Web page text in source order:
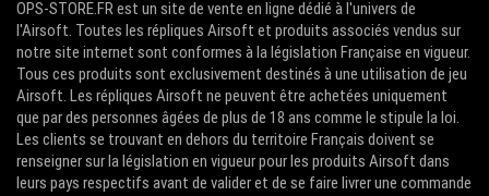
OPS-STORE.FR est un site de vente en ligne dédié à l'univers de
l'Airsoft. Toutes les répliques Airsoft et produits associés vendus sur
notre site internet sont conformes à la législation Française en vigueur.
Tous ces produits sont exclusivement destinés à une utilisation de jeu
Airsoft. Les répliques Airsoft ne peuvent être achetées uniquement
que par des personnes âgées de plus de 18 ans comme le stipule la loi.
Les clients se trouvant en dehors du territoire Français doivent se
renseigner sur la législation en vigueur pour les produits Airsoft dans
leurs pays respectifs avant de valider et de se faire livrer une commande